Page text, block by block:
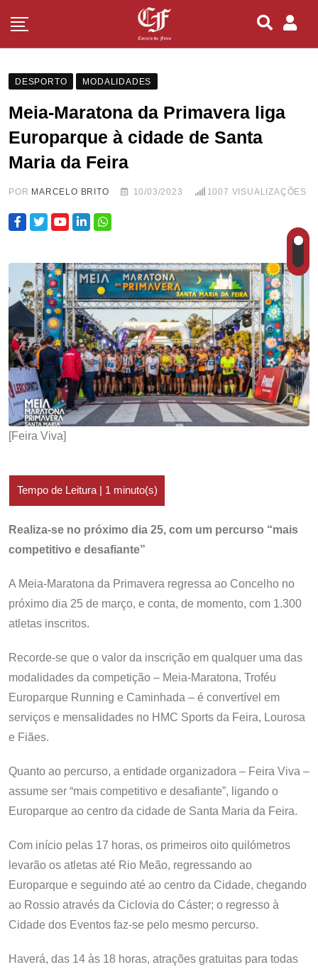
DESPORTO MODALIDADES
Meia-Maratona da Primavera liga
Europarque à cidade de Santa
Maria da Feira
POR MARCELO BRITO 10/03/2023 1007 VISUALIZAÇÕES
[Feira Viva]
Realiza-se no próximo dia 25, com um percurso “mais
competitivo e desafiante”
A Meia-Maratona da Primavera regressa ao Concelho no
próximo dia 25 de março, e conta, de momento, com 1.300
atletas inscritos.
Recorde-se que o valor da inscrição em qualquer uma das
modalidades da competição – Meia-Maratona, Troféu
Europarque Running e Caminhada – é convertível em
serviços e mensalidades no HMC Sports da Feira, Lourosa
e Fiães.
Quanto ao percurso, a entidade organizadora – Feira Viva –
assume ser “mais competitivo e desafiante”, ligando o
Europarque ao centro da cidade de Santa Maria da Feira.
Com início pelas 17 horas, os primeiros oito quilómetros
levarão os atletas até Rio Meão, regressando ao
Europarque e seguindo até ao centro da Cidade, chegando
ao Rossio através da Ciclovia do Cáster; o regresso à
Cidade dos Eventos faz-se pelo mesmo percurso.
Haverá, das 14 às 18 horas, atrações gratuitas para todas